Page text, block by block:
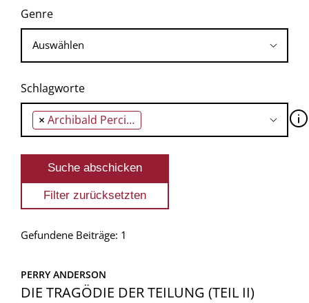
Genre
Schlagworte
× Archibald Percival Wavell 🛈
Gefundene Beiträge: 1
PERRY ANDERSON
DIE TRAGÖDIE DER TEILUNG (TEIL II)